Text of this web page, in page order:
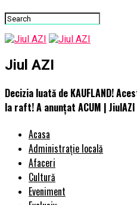
Jiul AZI
Decizia luată de KAUFLAND!
la raft! A anunțat ACUM | JiulAZI
Acasa
Administrație locală
Afaceri
Cultură
Eveniment